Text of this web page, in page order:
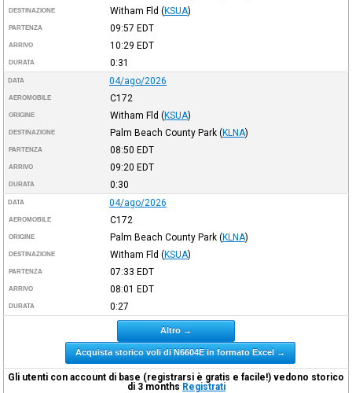
DESTINAZIONE Witham Fld (KSUA)
PARTENZA 09:57 EDT
ARRIVO 10:29 EDT
DURATA 0:31
DATA 04/ago/2026
AEROMOBILE C172
ORIGINE Witham Fld (KSUA)
DESTINAZIONE Palm Beach County Park (KLNA)
PARTENZA 08:50 EDT
ARRIVO 09:20 EDT
DURATA 0:30
DATA 04/ago/2026
AEROMOBILE C172
ORIGINE Palm Beach County Park (KLNA)
DESTINAZIONE Witham Fld (KSUA)
PARTENZA 07:33 EDT
ARRIVO 08:01 EDT
DURATA 0:27
Altro →
Acquista storico voli di N6604E in formato Excel →
Gli utenti con account di base (registrarsi è gratis e facile!) vedono storico
di 3 months Registrati